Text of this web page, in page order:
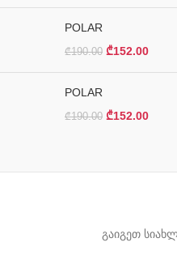
POLAR
₾190.00 ₾152.00
POLAR
₾190.00 ₾152.00
გაიგეთ